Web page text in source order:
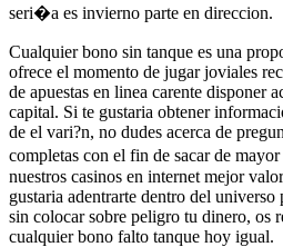
seri�a es invierno parte en direccion.
Cualquier bono sin tanque es una
ofrece el momento de jugar joviales
de apuestas en linea carente disponer
capital. Si te gustaria obtener
de el vari?n, no dudes acerca de
completas con el fin de sacar de
nuestros casinos en internet mejor
gustaria adentrarte dentro del universo
sin colocar sobre peligro tu dinero, os
cualquier bono falto tanque hoy igual.